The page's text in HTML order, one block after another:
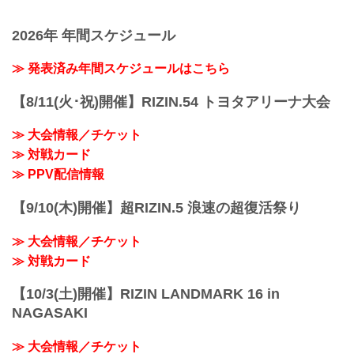
大会名について
いた本大会は、以下の通り名称を改めま
旧：THE MATCH 2（ザ マッチツー）
↓
※オープニングファイトは11:45開始予定
い。
2026年 年間スケジュール
≫ 発表済み年間スケジュールはこちら
【8/11(火･祝)開催】RIZIN.54 トヨタアリーナ大会
≫ 大会情報／チケット
≫ 対戦カード
≫ PPV配信情報
【9/10(木)開催】超RIZIN.5 浪速の超復活祭り
≫ 大会情報／チケット
≫ 対戦カード
【10/3(土)開催】RIZIN LANDMARK 16 in
NAGASAKI
≫ 大会情報／チケット